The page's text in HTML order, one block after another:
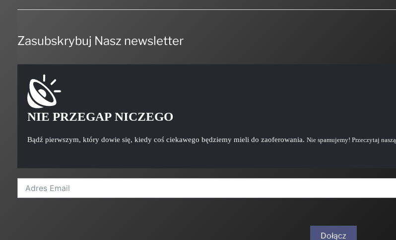
Zasubskrybuj Nasz newsletter
NIE PRZEGAP NICZEGO
Bądź pierwszym, który dowie się, kiedy coś ciekawego będziemy mieli do zaoferowania. Nie spamujemy! Przeczytaj naszą
Dołącz